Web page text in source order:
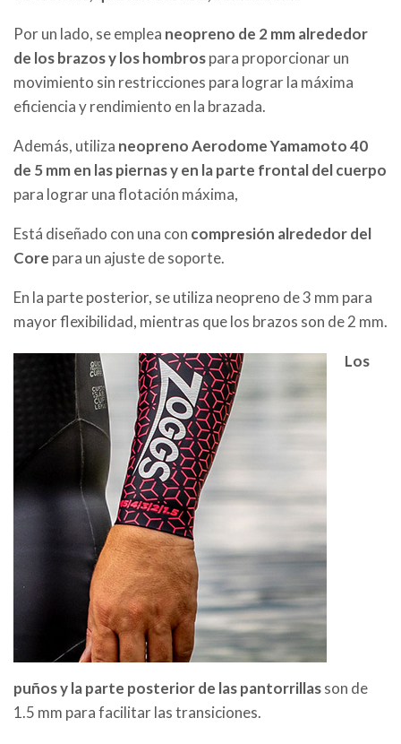
Por un lado, se emplea neopreno de 2 mm alrededor
de los brazos y los hombrospara proporcionar un
movimiento sin restricciones para lograr la máxima
eficiencia y rendimiento en la brazada.
Además, utiliza neopreno Aerodome Yamamoto 40
de 5 mm en las piernas y en la parte frontal del cuerpo
para lograr una flotación máxima,
Está diseñado con una con compresión alrededor del
Core para un ajuste de soporte.
En la parte posterior, se utiliza neopreno de 3 mm para
mayor flexibilidad, mientras que los brazos son de 2 mm.
Los
puños y la parte posterior de las pantorrillasson de
1.5 mm para facilitar las transiciones.